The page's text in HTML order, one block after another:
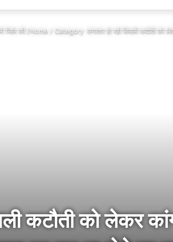
जिले की /Home / Category लगातार हो रही बिजली कटौती को
कटौती को लेकर